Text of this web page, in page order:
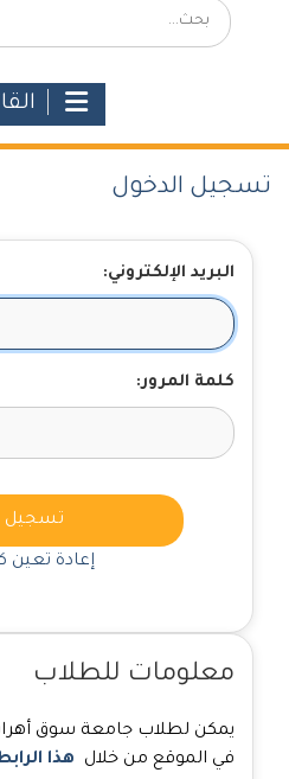
بحث:
تسجيل الدخول
البريد الإلكتروني:
كلمة المرور:
تسجيل
إعادة تعين
معلومات للطلاب
يمكن لطلاب جامعة سوق
في الموقع من خلال هذا